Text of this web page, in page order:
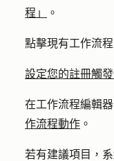
程」
。
點擊現有工作流程
設定您的註冊觸
在工作流程編輯
作流程動作 。
若有建議項目，